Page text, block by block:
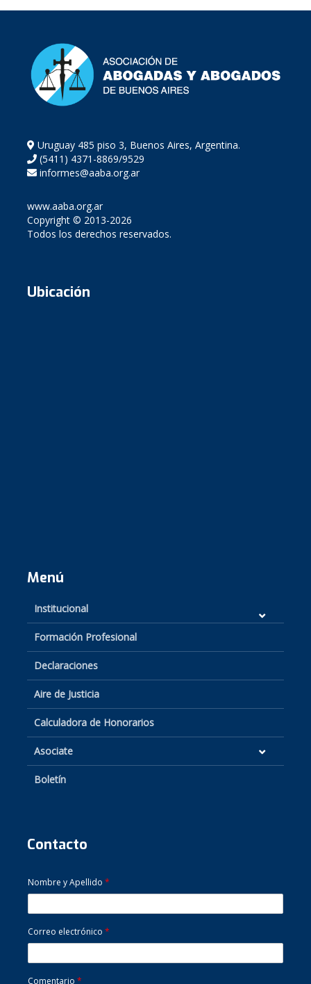
Uruguay 485 piso 3, Buenos Aires, Argentina.
(5411) 4371-8869/9529
informes@aaba.org.ar
www.aaba.org.ar
Copyright © 2013-2026
Todos los derechos reservados.
Ubicación
Menú
Institucional
Formación Profesional
Declaraciones
Aire de Justicia
Calculadora de Honorarios
Asociate
Boletín
Contacto
Nombre y Apellido *
Correo electrónico *
Comentario *